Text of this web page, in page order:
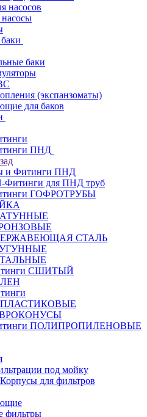
насосов
баки
(экспанзоматы)
для баков
ПНД
и Фитинги ПНД
Фитинги для ПНД труб
ГОФРОТРУБЫ
СТАЛЬ
СШИТЫЙ
ПОЛИПРОПИЛЕНОВЫЕ
под мойку
для фильтров
фильтры